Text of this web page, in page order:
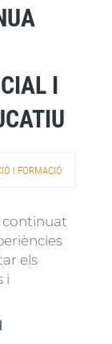
I
I FORMACIÓ
continuat
els
i